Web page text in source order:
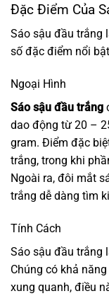
Đặc Điểm Của
Sáo sậu đầu trắng
số đặc điểm nổi
Ngoại Hình
Sáo sậu đầu trắng
dao động từ 20 –
gram. Điểm đặc
trắng, trong khi
Ngoài ra, đôi mắt
trắng dễ dàng tìm
Tính Cách
Sáo sậu đầu trắng
Chúng có khả
xung quanh, điều